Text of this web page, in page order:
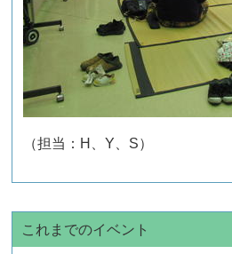
（担当：H、Y、S）
これまでのイベント